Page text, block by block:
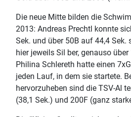
Die neue Mitte bilden die
2013: Andreas Prechtl konnte
Sek. und über 50B auf 44,4 Sek.
hier jeweils Sil ber, genauso
Philina Schlereth hatte einen
jeden Lauf, in dem sie startete.
hervorzuheben sind die TSV-Al
(38,1 Sek.) und 200F (ganz